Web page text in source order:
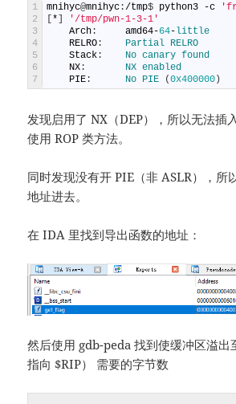
1
2
3
4
5
6
7
mnihyc@mnihyc :/tmp$ python3 -c
[*]
'/tmp/pwn-1-3-1'
Arch : amd64-64-little
RELRO : Partial RELRO
Stack : No canary found
NX : NX enabled
PIE : No PIE (0x400000)
发现启用了 NX（DEP），所以无法插
使用 ROP 类方法。
同时发现没有开 PIE（非 ASLR），所
地址进去。
在 IDA 里找到导出函数的地址：
然后使用 gdb-peda 找到使缓冲区溢出
指向 $RIP） 需要的字节数